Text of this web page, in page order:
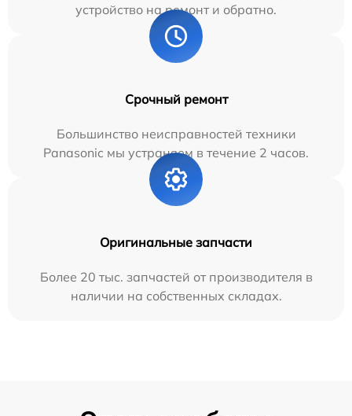
устройство на ремонт и обратно.
Срочный ремонт
Большинство неисправностей техники
Panasonic мы устраняем в течение 2 часов.
Оригинальные запчасти
Более 20 тыс. запчастей от производителя в
наличии на собственных складах.